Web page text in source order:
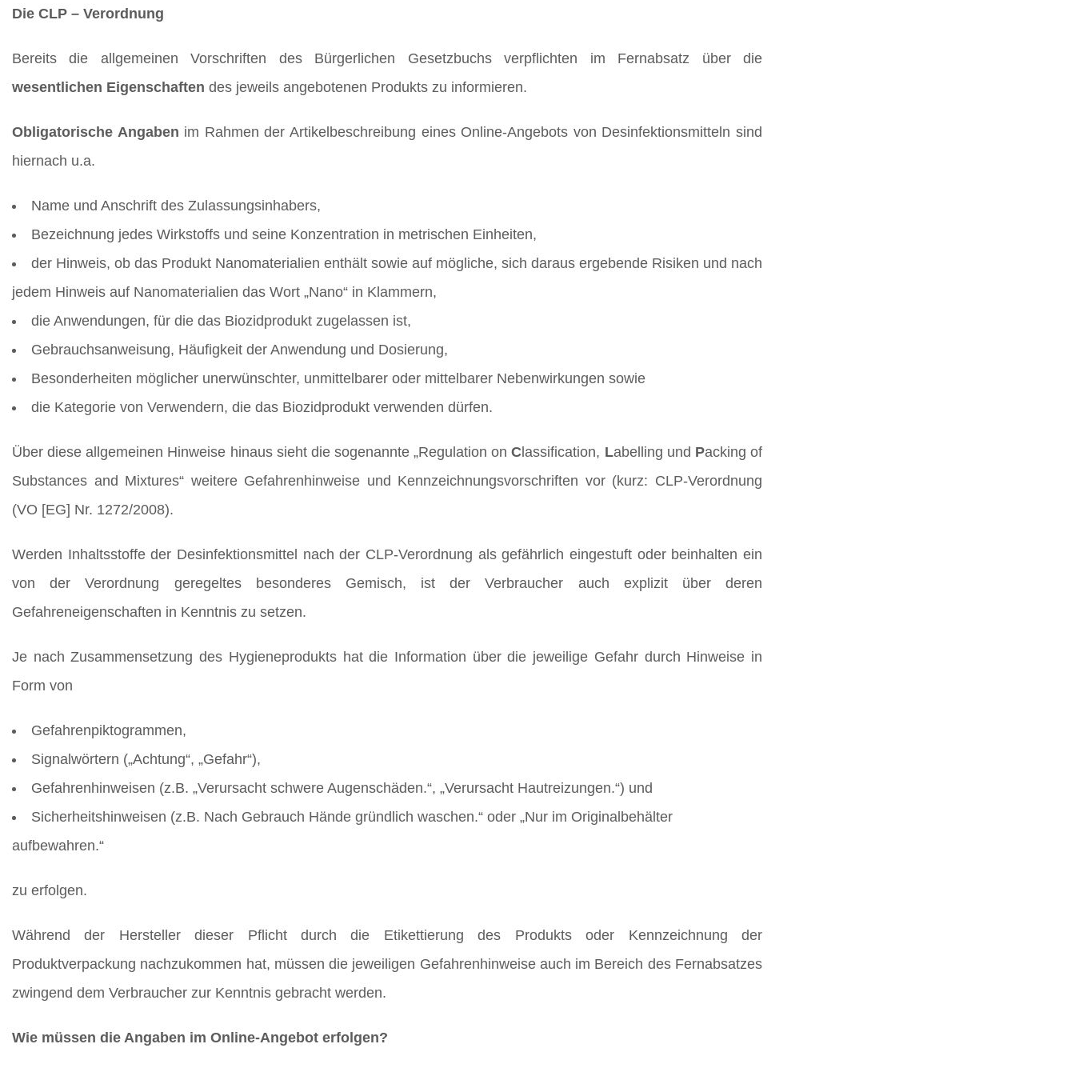
Die CLP – Verordnung
Bereits die allgemeinen Vorschriften des Bürgerlichen Gesetzbuchs verpflichten im Fernabsatz über die
wesentlichen Eigenschaften des jeweils angebotenen Produkts zu informieren.
Obligatorische Angaben im Rahmen der Artikelbeschreibung eines Online-Angebots von Desinfektionsmitteln sind
hiernach u.a.
Name und Anschrift des Zulassungsinhabers,
Bezeichnung jedes Wirkstoffs und seine Konzentration in metrischen Einheiten,
der Hinweis, ob das Produkt Nanomaterialien enthält sowie auf mögliche, sich daraus ergebende Risiken und nach
jedem Hinweis auf Nanomaterialien das Wort „Nano“ in Klammern,
die Anwendungen, für die das Biozidprodukt zugelassen ist,
Gebrauchsanweisung, Häufigkeit der Anwendung und Dosierung,
Besonderheiten möglicher unerwünschter, unmittelbarer oder mittelbarer Nebenwirkungen sowie
die Kategorie von Verwendern, die das Biozidprodukt verwenden dürfen.
Über diese allgemeinen Hinweise hinaus sieht die sogenannte „Regulation onC lassification, Labelling und Packing of
Substances and Mixtures“ weitere Gefahrenhinweise und Kennzeichnungsvorschriften vor (kurz: CLP-Verordnung
(VO [EG] Nr. 1272/2008).
Werden Inhaltsstoffe der Desinfektionsmittel nach der CLP-Verordnung als gefährlich eingestuft oder beinhalten ein
von der Verordnung geregeltes besonderes Gemisch, ist der Verbraucher auch explizit über deren
Gefahreneigenschaften in Kenntnis zu setzen.
Je nach Zusammensetzung des Hygieneprodukts hat die Information über die jeweilige Gefahr durch Hinweise in
Form von
Gefahrenpiktogrammen,
Signalwörtern („Achtung“, „Gefahr“),
Gefahrenhinweisen (z.B. „Verursacht schwere Augenschäden.“, „Verursacht Hautreizungen.“) und
Sicherheitshinweisen (z.B. Nach Gebrauch Hände gründlich waschen.“ oder „Nur im Originalbehälter
aufbewahren.“
zu erfolgen.
Während der Hersteller dieser Pflicht durch die Etikettierung des Produkts oder Kennzeichnung der
Produktverpackung nachzukommen hat, müssen die jeweiligen Gefahrenhinweise auch im Bereich des Fernabsatzes
zwingend dem Verbraucher zur Kenntnis gebracht werden.
Wie müssen die Angaben im Online-Angebot erfolgen?